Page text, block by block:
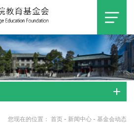
您现在的位置： 首页 - 新闻中心 - 基金会动态